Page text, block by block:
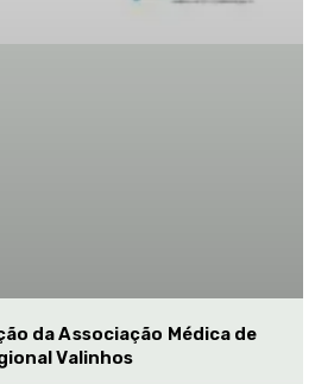
da Associação Médica de
Valinhos